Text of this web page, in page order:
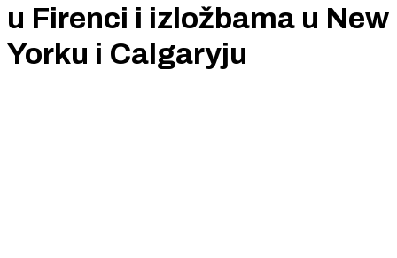
u Firenci i izložbama u New
Yorku i Calgaryju